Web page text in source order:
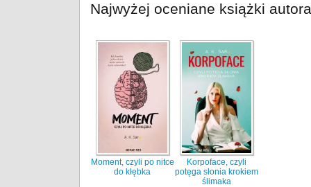
Najwyżej oceniane książki autora
Moment, czyli po nitce
do kłębka
Korpoface, czyli
potęga słonia krokiem
ślimaka